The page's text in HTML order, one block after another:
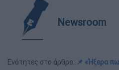
Newsroom
Ενότητες στο άρθρο: 📌 «Ήξερα